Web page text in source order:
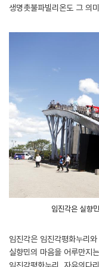
생명촛불파빌리온도 그 의
임진각은 실향
임진각은 임진각평화누리
실향민의 마음을 어루만지